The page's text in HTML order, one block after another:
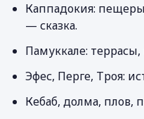
Каппадокия:
— сказка.
Памуккале:
Эфес, Перге, Троя:
Кебаб, долма, плов,